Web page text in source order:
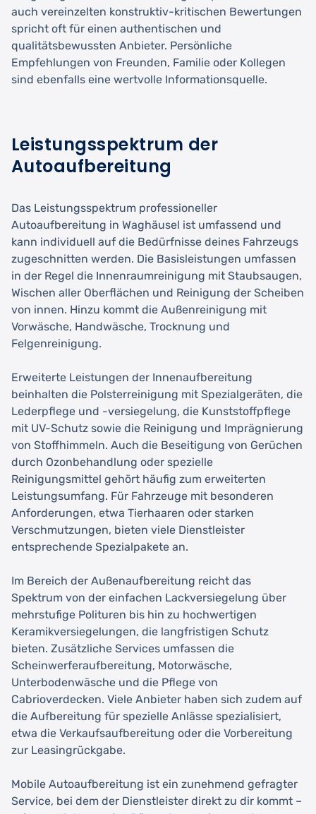
auch vereinzelten konstruktiv-kritischen Bewertungen
spricht oft für einen authentischen und
qualitätsbewussten Anbieter. Persönliche
Empfehlungen von Freunden, Familie oder Kollegen
sind ebenfalls eine wertvolle Informationsquelle.
Leistungsspektrum der
Autoaufbereitung
Das Leistungsspektrum professioneller
Autoaufbereitung in Waghäusel ist umfassend und
kann individuell auf die Bedürfnisse deines Fahrzeugs
zugeschnitten werden. Die Basisleistungen umfassen
in der Regel die Innenraumreinigung mit Staubsaugen,
Wischen aller Oberflächen und Reinigung der Scheiben
von innen. Hinzu kommt die Außenreinigung mit
Vorwäsche, Handwäsche, Trocknung und
Felgenreinigung.
Erweiterte Leistungen der Innenaufbereitung
beinhalten die Polsterreinigung mit Spezialgeräten, die
Lederpflege und -versiegelung, die Kunststoffpflege
mit UV-Schutz sowie die Reinigung und Imprägnierung
von Stoffhimmeln. Auch die Beseitigung von Gerüchen
durch Ozonbehandlung oder spezielle
Reinigungsmittel gehört häufig zum erweiterten
Leistungsumfang. Für Fahrzeuge mit besonderen
Anforderungen, etwa Tierhaaren oder starken
Verschmutzungen, bieten viele Dienstleister
entsprechende Spezialpakete an.
Im Bereich der Außenaufbereitung reicht das
Spektrum von der einfachen Lackversiegelung über
mehrstufige Polituren bis hin zu hochwertigen
Keramikversiegelungen, die langfristigen Schutz
bieten. Zusätzliche Services umfassen die
Scheinwerferaufbereitung, Motorwäsche,
Unterbodenwäsche und die Pflege von
Cabrioverdecken. Viele Anbieter haben sich zudem auf
die Aufbereitung für spezielle Anlässe spezialisiert,
etwa die Verkaufsaufbereitung oder die Vorbereitung
zur Leasingrückgabe.
Mobile Autoaufbereitung ist ein zunehmend gefragter
Service, bei dem der Dienstleister direkt zu dir kommt –